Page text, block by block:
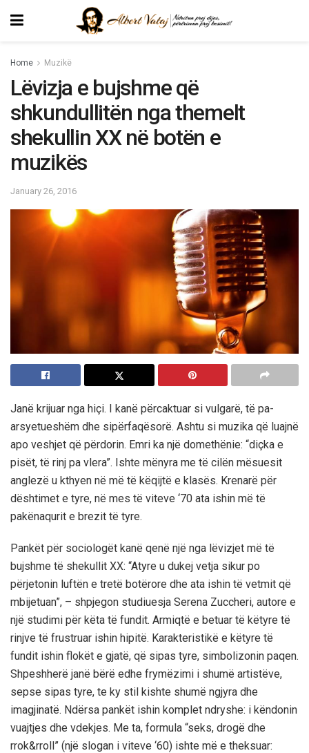
Home Muzikë
Lëvizja e bujshme që
shkundullitën nga themelt
shekullin XX në botën e
muzikës
January 26, 2016
Janë krijuar nga hiçi. I kanë përcaktuar si vulgarë, të pa-
arsyetueshëm dhe sipërfaqësorë. Ashtu si muzika që luajnë
apo veshjet që përdorin. Emri ka një domethënie: “diçka e
pisët, të rinj pa vlera”. Ishte mënyra me të cilën mësuesit
anglezë u kthyen në më të këqijtë e klasës. Krenarë për
dështimet e tyre, në mes të viteve ‘70 ata ishin më të
pakënaqurit e brezit të tyre.
Pankët për sociologët kanë qenë një nga lëvizjet më të
bujshme të shekullit XX: “Atyre u dukej vetja sikur po
përjetonin luftën e tretë botërore dhe ata ishin të vetmit që
mbijetuan”, – shpjegon studiuesja Serena Zuccheri, autore e
një studimi për këta të fundit. Armiqtë e betuar të këtyre të
rinjve të frustruar ishin hipitë. Karakteristikë e këtyre të
fundit ishin flokët e gjatë, që sipas tyre, simbolizonin paqen.
Shpeshherë janë bërë edhe frymëzimi i shumë artistëve,
sepse sipas tyre, te ky stil kishte shumë ngjyra dhe
imagjinatë. Ndërsa pankët ishin komplet ndryshe: i këndonin
vuajtjes dhe vdekjes. Me ta, formula “seks, drogë dhe
rrok&rroll” (një slogan i viteve ‘60) ishte më e theksuar: